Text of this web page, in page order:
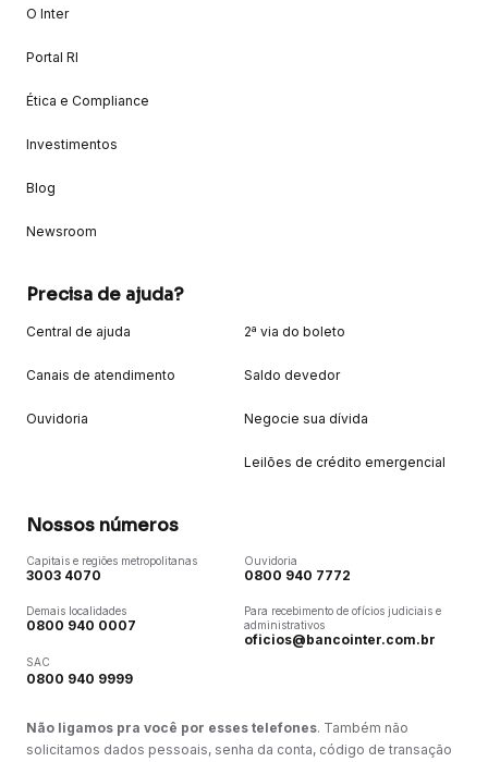
O Inter
Portal RI
Ética e Compliance
Investimentos
Blog
Newsroom
Precisa de ajuda?
Central de ajuda
Canais de atendimento
Ouvidoria
2ª via do boleto
Saldo devedor
Negocie sua dívida
Leilões de crédito emergencial
Nossos números
Capitais e regiões metropolitanas
3003 4070
Demais localidades
0800 940 0007
SAC
0800 940 9999
Ouvidoria
0800 940 7772
Para recebimento de ofícios judiciais e
administrativos
oficios@bancointer.com.br
Não ligamos pra você por esses telefones. Também não
solicitamos dados pessoais, senha da conta, código de transação